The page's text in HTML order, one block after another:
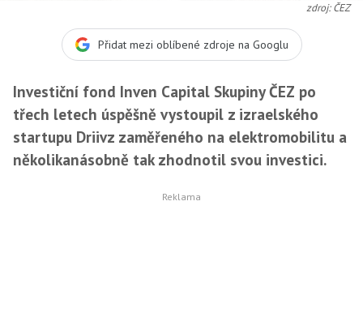
zdroj: ČEZ
Přidat mezi oblíbené zdroje na Googlu
Investiční fond Inven Capital Skupiny ČEZ po
třech letech úspěšně vystoupil z izraelského
startupu Driivz zaměřeného na elektromobilitu a
několikanásobně tak zhodnotil svou investici.